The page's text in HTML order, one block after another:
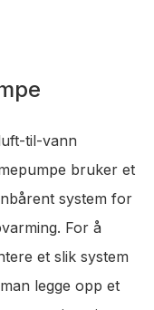
til-vann
bruker et
system for
For å
et slik system
legge opp et